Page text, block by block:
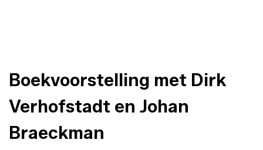
Boekvoorstelling met Dirk
Verhofstadt en Johan
Braeckman